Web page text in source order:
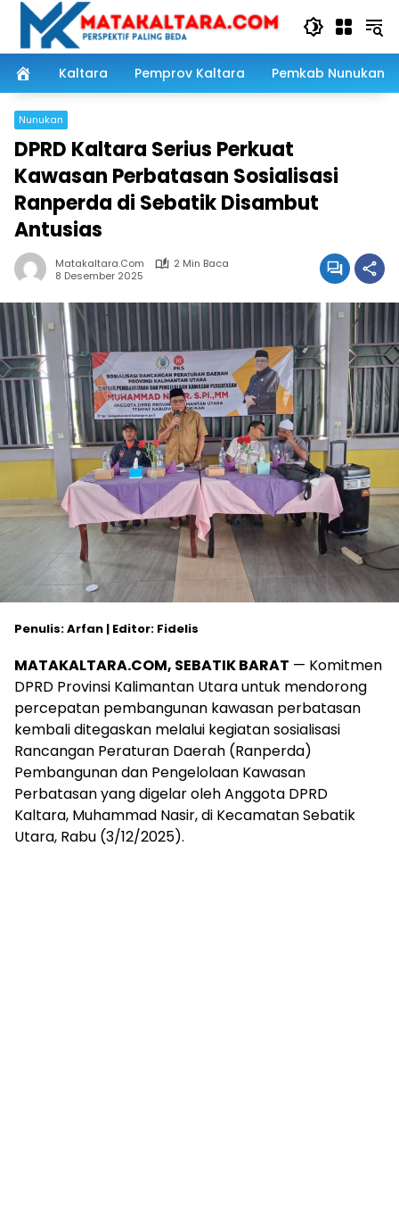
Langsung
konten
Kaltara
Pemprov Kaltara Pemkab Nunukan
Nunukan
DPRD Kaltara Serius Perkuat
Kawasan Perbatasan Sosialisasi
Ranperda di Sebatik Disambut
Antusias
Matakaltara.com
2 Min Baca
8 Desember 2025
Penulis: Arfan | Editor: Fidelis
MATAKALTARA.COM, SEBATIK BARAT — Komitmen
DPRD Provinsi Kalimantan Utara untuk mendorong
percepatan pembangunan kawasan perbatasan
kembali ditegaskan melalui kegiatan sosialisasi
Rancangan Peraturan Daerah (Ranperda)
Pembangunan dan Pengelolaan Kawasan
Perbatasan yang digelar oleh Anggota DPRD
Kaltara, Muhammad Nasir, di Kecamatan Sebatik
Utara, Rabu (3/12/2025).